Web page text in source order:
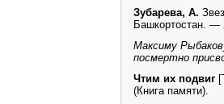
Зубарева, А.
Башкортостан.
Максиму
посмертно
Чтим их подвиг
(Книга памяти).